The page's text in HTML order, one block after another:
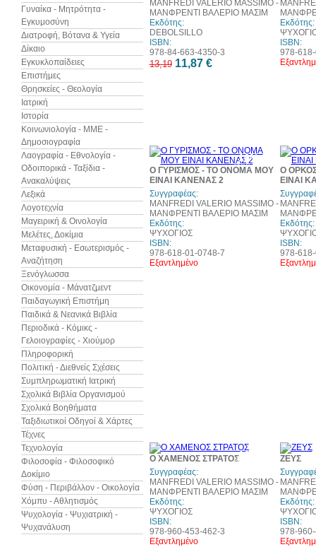
Γυναίκα - Μητρότητα -
Εγκυμοσύνη
Διατροφή, Βότανα & Υγεία
Δίκαιο
Εγκυκλοπαίδειες
Επιστήμες
Θρησκείες - Θεολογία
Ιατρική
Ιστορία
Κοινωνιολογία - ΜΜΕ -
Δημοσιογραφία
Λαογραφία - Εθνολογία -
Οδοιπορικά - Ταξίδια -
Ανακαλύψεις
Λεξικά
Λογοτεχνία
Μαγειρική & Οινολογία
Μελέτες, Δοκίμια
Μεταφυσική - Εσωτερισμός -
Αναζήτηση
Ξενόγλωσσα
Οικονομία - Μάνατζμεντ
Παιδαγωγική Επιστήμη
Παιδικά & Νεανικά Βιβλία
Περιοδικά - Κόμικς -
Γελοιογραφίες - Χιούμορ
Πληροφορική
Πολιτική - Διεθνείς Σχέσεις
Συμπληρωματική Ιατρική
Σχολικά Βιβλία Οργανισμού
Σχολικά Βοηθήματα
Ταξιδιωτικοί Οδηγοί & Χάρτες
Τέχνες
Τεχνολογία
Φιλοσοφία - Φιλοσοφικό
Δοκίμιο
Φύση - Περιβάλλον - Οικολογία
Χόμπυ - Αθλητισμός
Ψυχολογία - Ψυχιατρική -
Ψυχανάλυση
MANFREDI VALERIO MASSIMO -
ΜΑΝΦΡΕΝΤΙ ΒΑΛΕΡΙΟ ΜΑΣΙΜ
Εκδότης:
DEBOLSILLO
ISBN:
978-84-663-4350-3
13,19 11,87 €
Εκδότης:
ISBN:
978-
10%
έκπτωση
Ο ΓΥΡΙΣΜΟΣ - ΤΟ ΟΝΟΜΑ ΜΟΥ
ΕΙΝΑΙ ΚΑΝΕΝΑΣ 2
Συγγραφέας:
MANFREDI VALERIO MASSIMO -
ΜΑΝΦΡΕΝΤΙ ΒΑΛΕΡΙΟ ΜΑΣΙΜ
Εκδότης:
ΨΥΧΟΓΙΟΣ
ISBN:
978-618-01-0748-7
Εξαντλημένο
Ο
ΕΙΝΑΙ
Εκδότης:
ISBN:
978-
10%
έκπτωση
Ο ΧΑΜΕΝΟΣ ΣΤΡΑΤΟΣ
Συγγραφέας:
MANFREDI VALERIO MASSIMO -
ΜΑΝΦΡΕΝΤΙ ΒΑΛΕΡΙΟ ΜΑΣΙΜ
Εκδότης:
ΨΥΧΟΓΙΟΣ
ISBN:
978-960-453-462-3
Εξαντλημένο
ΖΕΥΣ
Εκδότης:
ISBN:
978-